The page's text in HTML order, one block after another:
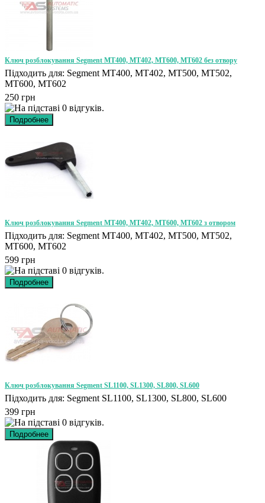
Ключ розблокування Segment MT400, MT402, MT600, MT602 без отвору
Підходить для: Segment MT400, MT402, MT500, MT502,
MT600, MT602
250 грн
Ключ розблокування Segment MT400, MT402, MT600, MT602 з отвором
Підходить для: Segment MT400, MT402, MT500, MT502,
MT600, MT602
599 грн
Ключ розблокування Segment SL1100, SL1300, SL800, SL600
Підходить для: Segment SL1100, SL1300, SL800, SL600
399 грн